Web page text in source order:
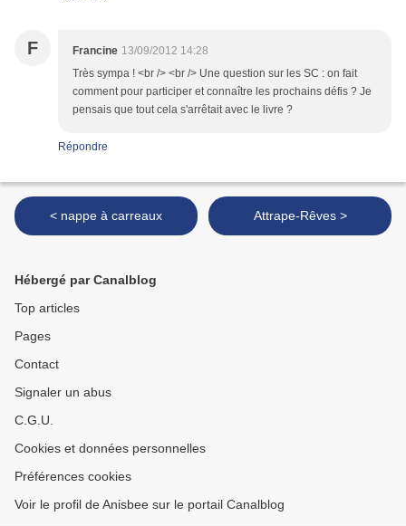
F Francine 13/09/2012 14:28
Très sympa ! <br /> <br /> Une question sur les SC : on fait
comment pour participer et connaître les prochains défis ? Je
pensais que tout cela s'arrêtait avec le livre ?
Répondre
< nappe à carreaux Attrape-Rêves >
Hébergé par Canalblog
Top articles
Pages
Contact
Signaler un abus
C.G.U.
Cookies et données personnelles
Préférences cookies
Voir le profil de Anisbee sur le portail Canalblog